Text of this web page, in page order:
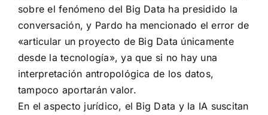
sobre el fenómeno del Big Data ha presidido la
conversación, y Pardo ha mencionado el error de
«articular un proyecto de Big Data únicamente
desde la tecnología», ya que si no hay una
interpretación antropológica de los datos,
tampoco aportarán valor.
En el aspecto jurídico, el Big Data y la IA suscitan